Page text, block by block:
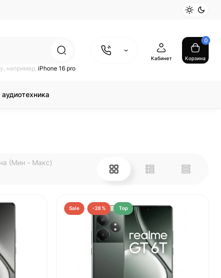
например, iPhone 16 pro
Кабинет
0
Корзина
(Мин - Макс)
Sale -28 % Top